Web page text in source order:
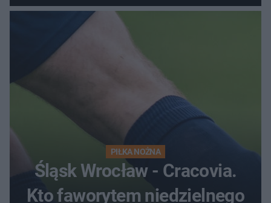
satysfakcję
PIŁKA NOŻNA
Śląsk Wrocław - Cracovia.
Kto faworytem niedzielnego